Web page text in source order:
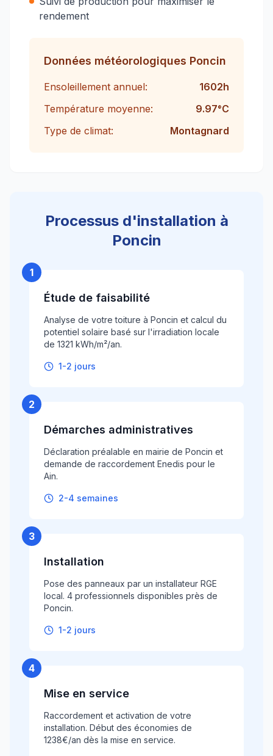
rendement
Données météorologiques Poncin
Ensoleillement annuel: 1602h
Température moyenne:
9.97°C
Type de climat:
Montagnard
Processus d'installation à
Poncin
1
Étude de faisabilité
Analyse de votre toiture à Poncin et calcul du
potentiel solaire basé sur l'irradiation locale
de 1321 kWh/m²/an.
1-2 jours
2
Démarches administratives
Déclaration préalable en mairie de Poncin et
demande de raccordement Enedis pour le
Ain.
2-4 semaines
3
Installation
Pose des panneaux par un installateur RGE
local. 4 professionnels disponibles près de
Poncin.
1-2 jours
4
Mise en service
Raccordement et activation de votre
installation. Début des économies de
1238€/an dès la mise en service.